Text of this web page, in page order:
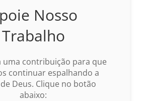
Nosso
Trabalho
uma contribuição para que
continuar espalhando a
Deus. Clique no botão
abaixo: